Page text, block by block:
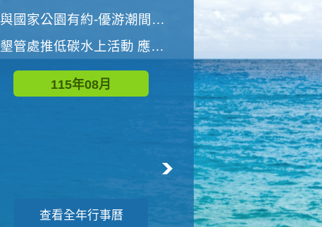
與國家公園有約-優游潮間探險者
墾管處推低碳水上活動 應屆畢業生限額免費參加
115年08月
世界地球清潔日 墾管處辦理「2026年墾丁國家公園沙灘淨灘活動
115年09月
查看全年行事曆